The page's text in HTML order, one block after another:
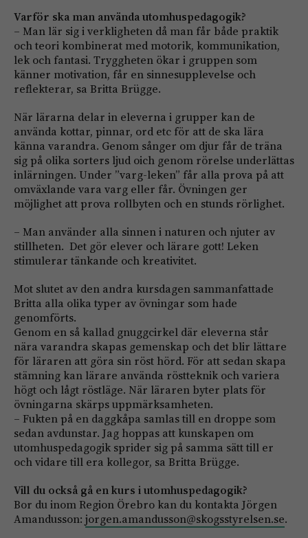
Varför ska man använda utomhuspedagogik?
– Man lär sig i verkligheten då man får både praktik
och teori kombinerat med motorik, kommunikation,
lek och fantasi. Tryggheten ökar i gruppen som
känner motivation, får en sinnesupplevelse och
reflekterar, sa Britta Brügge.
När lärarna delar in eleverna i grupper kan de
använda kottar, pinnar, ord etc för att de ska lära
känna varandra. Genom sånger om djur får de träna
sig på olika sorters ljud oich genom rörelse underlättas
inlärningen. Under ”varg-leken” får alla prova på att
omväxlande vara varg eller får. Övningen ger
möjlighet att prova rollbyten och en stunds rörlighet.
– Man använder alla sinnen i naturen och njuter av
stillheten. Det gör elever och lärare gott! Leken
stimulerar tänkande och kreativitet.
Mot slutet av den andra kursdagen sammanfattade
Britta alla olika typer av övningar som hade
genomförts.
Genom en så kallad gnuggcirkel där eleverna står
nära varandra skapas gemenskap och det blir lättare
för läraren att göra sin röst hörd. För att sedan skapa
stämning kan lärare använda röstteknik och variera
högt och lågt röstläge. När läraren byter plats för
övningarna skärps uppmärksamheten.
– Fukten på en daggkåpa samlas till en droppe som
sedan avdunstar. Jag hoppas att kunskapen om
utomhuspedagogik sprider sig på samma sätt till er
och vidare till era kollegor, sa Britta Brügge.
Vill du också gå en kurs i utomhuspedagogik?
Bor du inom Region Örebro kan du kontakta Jörgen
Amandusson: jorgen.amandusson@skogsstyrelsen.se.